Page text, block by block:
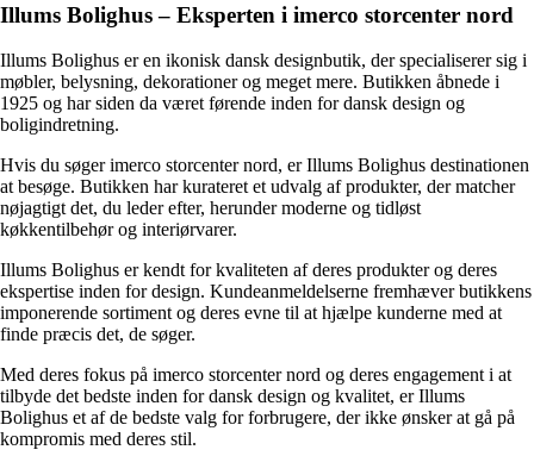
Illums Bolighus – Eksperten i imerco storcenter nord
Illums Bolighus er en ikonisk dansk designbutik, der specialiserer sig i
møbler, belysning, dekorationer og meget mere. Butikken åbnede i
1925 og har siden da været førende inden for dansk design og
boligindretning.
Hvis du søger imerco storcenter nord, er Illums Bolighus destinationen
at besøge. Butikken har kurateret et udvalg af produkter, der matcher
nøjagtigt det, du leder efter, herunder moderne og tidløst
køkkentilbehør og interiørvarer.
Illums Bolighus er kendt for kvaliteten af ​​deres produkter og deres
ekspertise inden for design. Kundeanmeldelserne fremhæver butikkens
imponerende sortiment og deres evne til at hjælpe kunderne med at
finde præcis det, de søger.
Med deres fokus på imerco storcenter nord og deres engagement i at
tilbyde det bedste inden for dansk design og kvalitet, er Illums
Bolighus et af de bedste valg for forbrugere, der ikke ønsker at gå på
kompromis med deres stil.